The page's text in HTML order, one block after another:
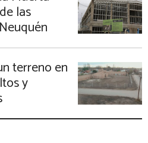
las
terreno en
y